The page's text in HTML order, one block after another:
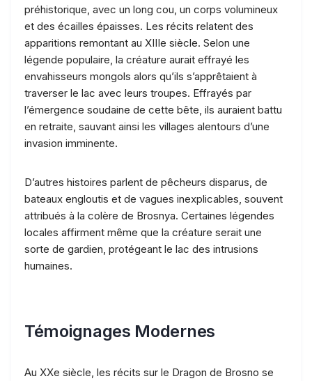
préhistorique, avec un long cou, un corps volumineux
et des écailles épaisses. Les récits relatent des
apparitions remontant au XIIIe siècle. Selon une
légende populaire, la créature aurait effrayé les
envahisseurs mongols alors qu’ils s’apprêtaient à
traverser le lac avec leurs troupes. Effrayés par
l’émergence soudaine de cette bête, ils auraient battu
en retraite, sauvant ainsi les villages alentours d’une
invasion imminente.
D’autres histoires parlent de pêcheurs disparus, de
bateaux engloutis et de vagues inexplicables, souvent
attribués à la colère de Brosnya. Certaines légendes
locales affirment même que la créature serait une
sorte de gardien, protégeant le lac des intrusions
humaines.
Témoignages Modernes
Au XXe siècle, les récits sur le Dragon de Brosno se